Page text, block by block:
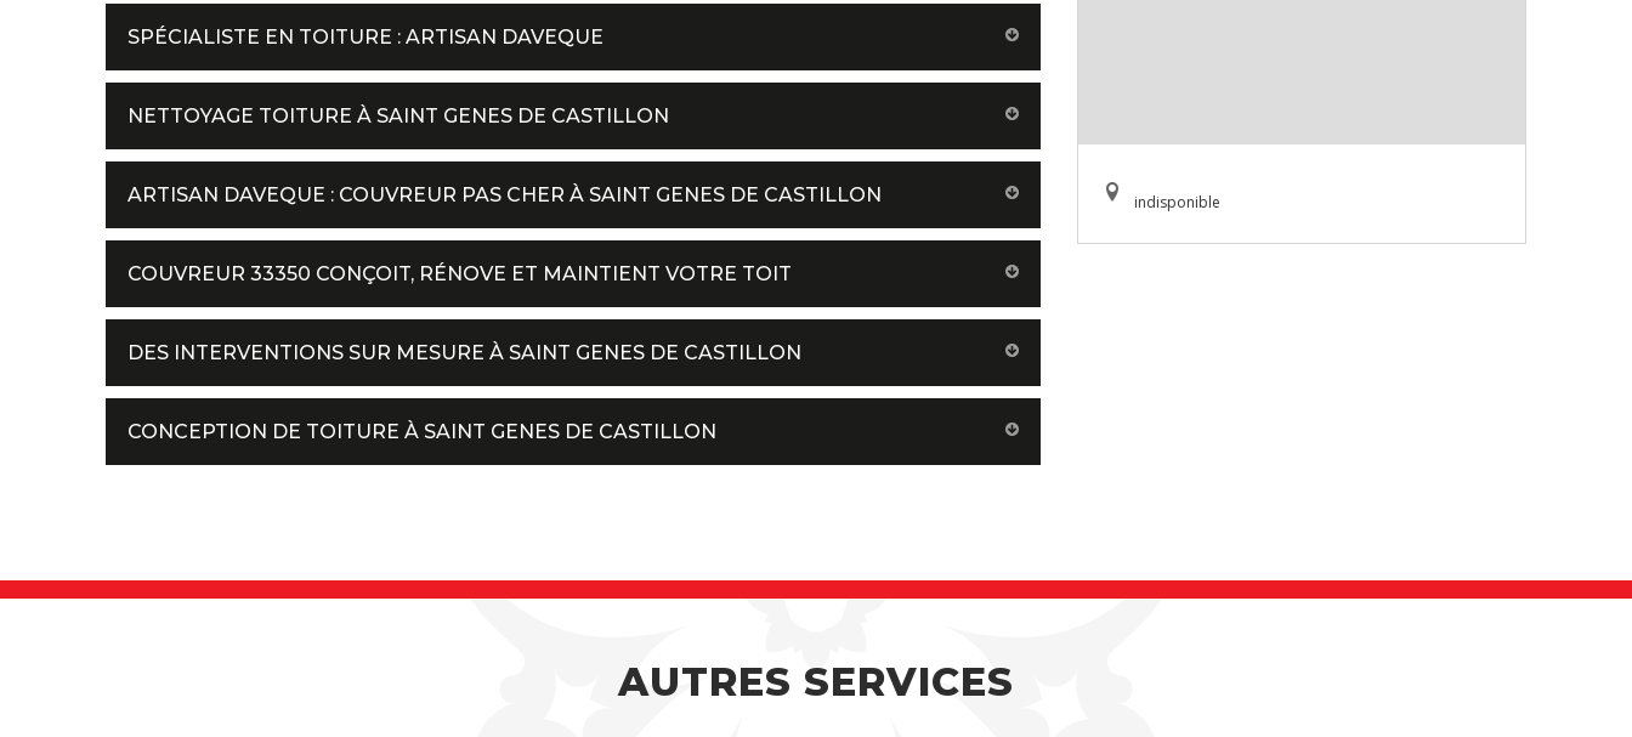
SPÉCIALISTE EN TOITURE : ARTISAN DAVEQUE
NETTOYAGE TOITURE À SAINT GENES DE CASTILLON
ARTISAN DAVEQUE : COUVREUR PAS CHER À SAINT GENES DE CASTILLON
COUVREUR 33350 CONÇOIT, RÉNOVE ET MAINTIENT VOTRE TOIT
DES INTERVENTIONS SUR MESURE À SAINT GENES DE CASTILLON
CONCEPTION DE TOITURE À SAINT GENES DE CASTILLON
indisponible
AUTRES SERVICES